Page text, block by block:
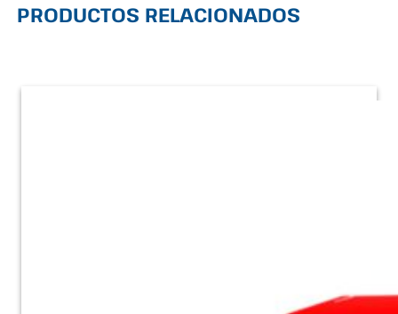
PRODUCTOS RELACIONADOS